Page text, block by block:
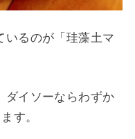
いるのが「珪藻土マ
ダイソーならわずか
す。